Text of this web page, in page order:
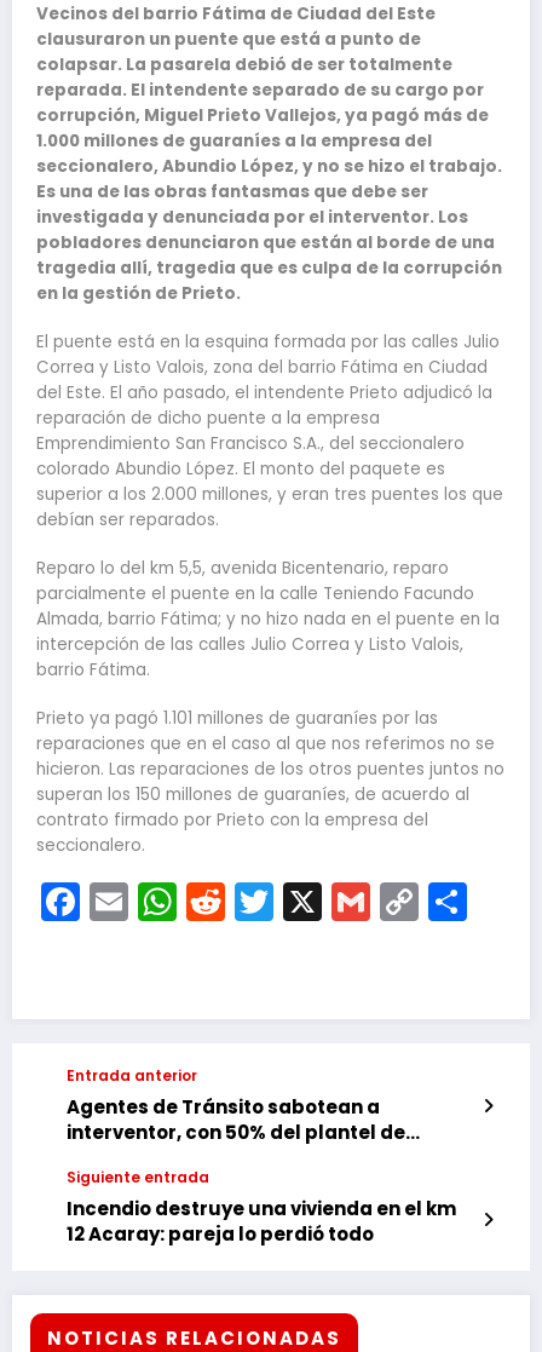
Vecinos del barrio Fátima de Ciudad del Este
clausuraron un puente que está a punto de
colapsar. La pasarela debió de ser totalmente
reparada. El intendente separado de su cargo por
corrupción, Miguel Prieto Vallejos, ya pagó más de
1.000 millones de guaraníes a la empresa del
seccionalero, Abundio López, y no se hizo el trabajo.
Es una de las obras fantasmas que debe ser
investigada y denunciada por el interventor. Los
pobladores denunciaron que están al borde de una
tragedia allí, tragedia que es culpa de la corrupción
en la gestión de Prieto.
El puente está en la esquina formada por las calles Julio
Correa y Listo Valois, zona del barrio Fátima en Ciudad
del Este. El año pasado, el intendente Prieto adjudicó la
reparación de dicho puente a la empresa
Emprendimiento San Francisco S.A., del seccionalero
colorado Abundio López. El monto del paquete es
superior a los 2.000 millones, y eran tres puentes los que
debían ser reparados.
Reparo lo del km 5,5, avenida Bicentenario, reparo
parcialmente el puente en la calle Teniendo Facundo
Almada, barrio Fátima; y no hizo nada en el puente en la
intercepción de las calles Julio Correa y Listo Valois,
barrio Fátima.
Prieto ya pagó 1.101 millones de guaraníes por las
reparaciones que en el caso al que nos referimos no se
hicieron. Las reparaciones de los otros puentes juntos no
superan los 150 millones de guaraníes, de acuerdo al
contrato firmado por Prieto con la empresa del
seccionalero.
Facebook
EmailWhatsApp
Reddit
Twitter
X Gmail
Copy
Link
Entrada anterior
Agentes de Tránsito sabotean a
interventor, con 50% del plantel de
Siguiente entrada
Incendio destruye una vivienda en el km
12 Acaray: pareja lo perdió todo
NOTICIAS RELACIONADAS